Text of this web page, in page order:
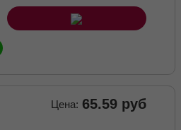
Цена: 65.59 руб